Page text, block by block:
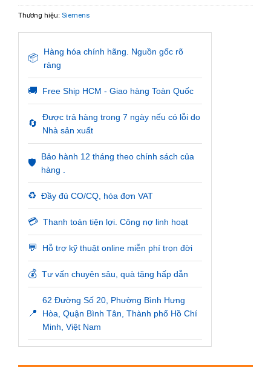
Thương hiệu: Siemens
📦
Hàng hóa chính hãng. Nguồn gốc rõ
ràng
🚚 Free Ship HCM - Giao hàng Toàn Quốc
🔄
Được trả hàng trong 7 ngày nếu có lỗi do
Nhà sản xuất
🛡️
Bảo hành 12 tháng theo chính sách của
hàng .
♻️ Đầy đủ CO/CQ, hóa đơn VAT
💳 Thanh toán tiện lợi. Công nợ linh hoạt
💬 Hỗ trợ kỹ thuật online miễn phí trọn đời
💰 Tư vấn chuyên sâu, quà tặng hấp dẫn
📍
62 Đường Số 20, Phường Bình Hưng
Hòa, Quận Bình Tân, Thành phố Hồ Chí
Minh, Việt Nam